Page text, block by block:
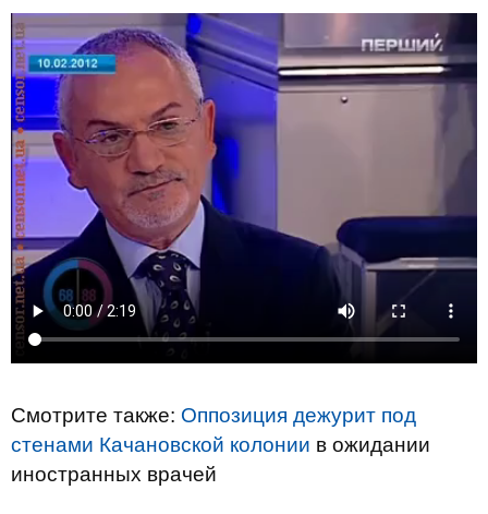
Смотрите также: Оппозиция дежурит под
стенами Качановской колонии в ожидании
иностранных врачей